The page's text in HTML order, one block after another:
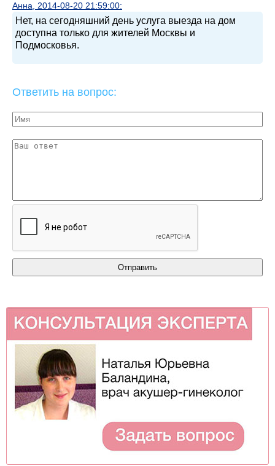
Анна, 2014-08-20 21:59:00:
Нет, на сегодняшний день услуга выезда на дом
доступна только для жителей Москвы и
Подмосковья.
Ответить на вопрос: